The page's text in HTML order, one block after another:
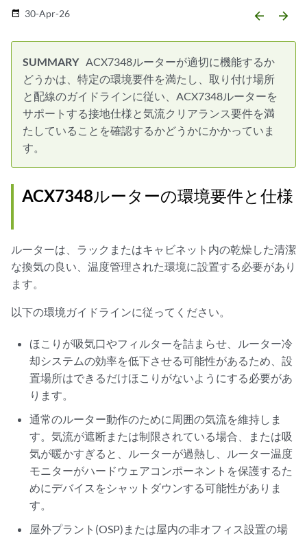
date_range 30-Apr-26 arrow_backward arrow_forward
ACX7348ルーターが適切に機能するか
どうかは、特定の環境要件を満たし、取り付け場所
と配線のガイドラインに従い、ACX7348ルーターを
サポートする接地仕様と気流クリアランス要件を満
たしていることを確認するかどうかにかかっていま
す。
ACX7348ルーターの環境要件と仕様
ルーターは、ラックまたはキャビネット内の乾燥した清潔
な換気の良い、温度管理された環境に設置する必要があり
ます。
以下の環境ガイドラインに従ってください。
ほこりが吸気口やフィルターを詰まらせ、ルーター冷
却システムの効率を低下させる可能性があるため、設
置場所はできるだけほこりがないようにする必要があ
ります。
通常のルーター動作のために周囲の気流を維持しま
す。気流が遮断または制限されている場合、または吸
気が暖かすぎると、ルーターが過熱し、ルーター温度
モニターがハードウェアコンポーネントを保護するた
めにデバイスをシャットダウンする可能性がありま
す。
屋外プラント(OSP)または屋内の非オフィス設置の場